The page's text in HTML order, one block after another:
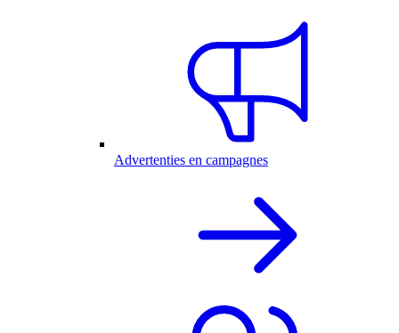
Advertenties en campagnes